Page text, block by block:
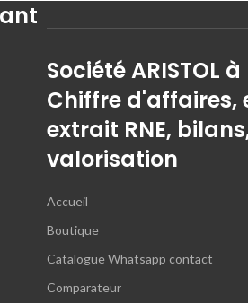
Société ARISTOL
Chiffre d'affaires,
extrait RNE,
valorisation
Accueil
Boutique
Catalogue Whatsapp contact
Comparateur